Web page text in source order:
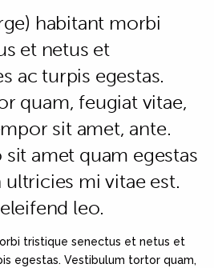
habitant morbi
et netus et
ac turpis egestas.
quam, feugiat vitae,
sit amet, ante.
amet quam egestas
ultricies mi vitae est.
leo.
tristique senectus et netus et
egestas. Vestibulum tortor quam,